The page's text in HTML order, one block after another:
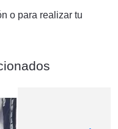
o para realizar tu